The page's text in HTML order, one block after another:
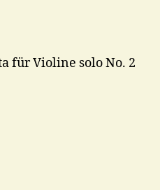
für Violine solo No. 2